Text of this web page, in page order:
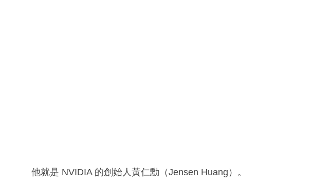
他就是 NVIDIA 的創始人黃仁勳（Jensen Huang）。